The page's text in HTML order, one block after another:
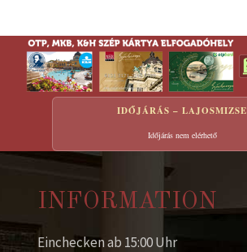
IDŐJÁRÁS – LAJOSMIZSE
Időjárás nem elérhető
INFORMATION
Einchecken ab 15:00 Uhr